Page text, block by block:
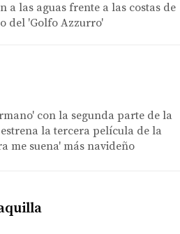
a las aguas frente a las costas de
del 'Golfo Azzurro'
con la segunda parte de la
la tercera película de la
me suena' más navideño